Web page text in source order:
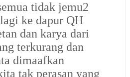
tidak jemu2
ke dapur QH
dan karya dari
terkurang dan
dimaafkan
tak perasan yang